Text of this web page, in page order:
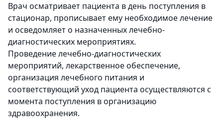
Врач осматривает пациента в день поступления в
стационар, прописывает ему необходимое лечение
и осведомляет о назначенных лечебно-
диагностических мероприятиях.
Проведение лечебно-диагностических
мероприятий, лекарственное обеспечение,
организация лечебного питания и
соответствующий уход пациента осуществляются с
момента поступления в организацию
здравоохранения.